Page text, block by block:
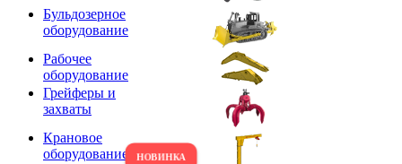
Бульдозерное
оборудование
Рабочее
оборудование
Грейферы и
захваты
Крановое
оборудование